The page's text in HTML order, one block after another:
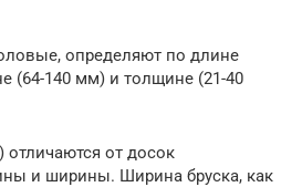
определяют по длине
(64-140 мм) и толщине (21-40
отличаются от досок
и ширины. Ширина бруска, как